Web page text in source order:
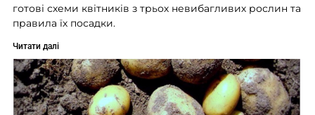
готові схеми квітників з трьох невибагливих рослин та
правила їх посадки.
Читати далі